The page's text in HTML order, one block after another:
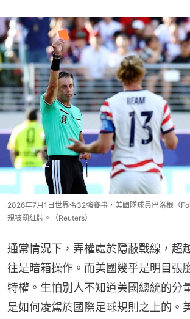
2026年7月1日世界盃32強賽事，美國隊球員巴洛根（
規被罰紅牌。（Reuters）
通常情況下，弄權處於隱蔽戰線，超
往是暗箱操作。而美國幾乎是明目張
特權。生怕別人不知道美國總統的分
是如何凌駕於國際足球規則之上的。